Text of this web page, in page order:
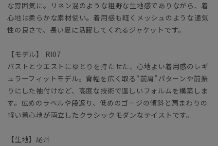
な雰囲気に。リネン混のような粗野な生地感でありながら、着
心地は柔らかな素材使い。着用感も軽くメッシュのような通気
性の良さで、長い夏に活躍してくれるジャケットです。
【モデル】 RI07
バストとウエストにゆとりを持たせた、心地よい着用感のレギ
ュラーフィットモデル。背幅を広く取る“前肩”パターンや前振
りにした袖付けなど、高度な技術で逞しいフォルムを構築しま
す。広めのラペルや段返り、低めのゴージの傾斜と肩まわりの
軽い着心地が両立したクラシックモダンなテイストです。
【生地】尾州